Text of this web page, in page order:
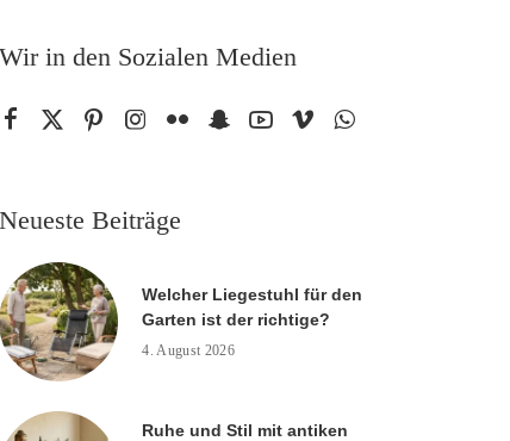
Wir in den Sozialen Medien
Neueste Beiträge
Welcher Liegestuhl für den
Garten ist der richtige?
4. August 2026
Ruhe und Stil mit antiken